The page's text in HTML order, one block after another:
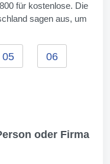
für kostenlose. Die
sagen aus, um
05 06
oder Firma